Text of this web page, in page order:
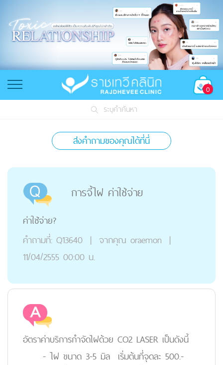
0
ระบุคำค้นหา
ส่งคำถามของคุณได้ที่นี่
การจี้ไฝ ค่าใช้จ่าย
ค่าใช้จ่าย?
คำถามที่: Q13640 | จากคุณ oraemon |
11/04/2555 00:00 น.
อัตราค่าบริการกำจัดไฝด้วย CO2 LASER เป็นดังนี้
- ไฝ ขนาด 3-5 มิล เริ่มต้นที่จุดละ 500.-